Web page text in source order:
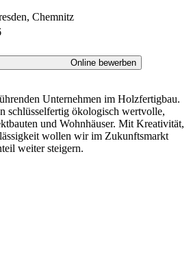
Chemnitz
Unternehmen im Holzfertigbau.
schlüsselfertig ökologisch wertvolle,
und Wohnhäuser. Mit Kreativität,
wollen wir im Zukunftsmarkt
weiter steigern.